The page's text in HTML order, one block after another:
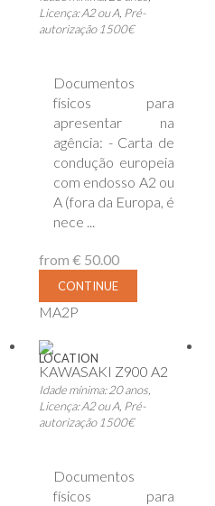
Licença: A2 ou A, Pré-
autorização 1500€
Documentos
físicos para
apresentar na
agência: - Carta de
condução europeia
com endosso A2 ou
A (fora da Europa, é
nece ...
from € 50.00
CONTINUE
MA2P
LOCATION
KAWASAKI Z900 A2
Idade mínima: 20 anos,
Licença: A2 ou A, Pré-
autorização 1500€
Documentos
físicos para